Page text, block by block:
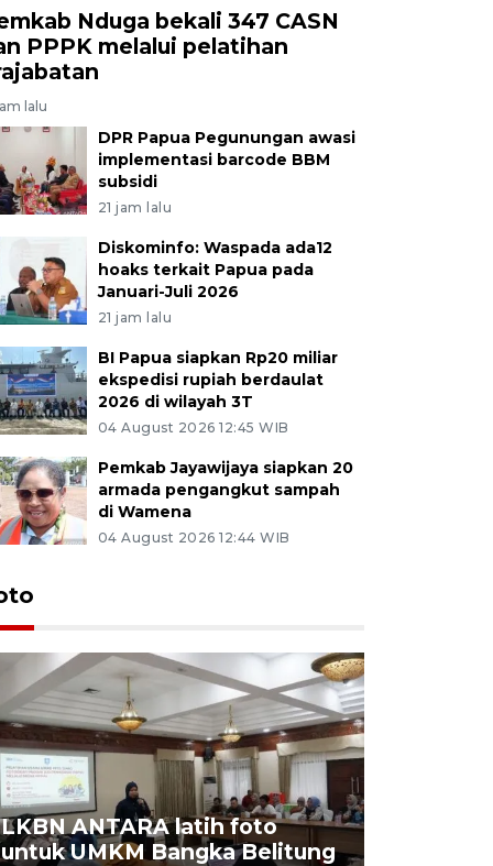
Nduga bekali 347 CASN
PPPK melalui pelatihan
lalu
DPR Papua Pegunungan awasi
implementasi barcode BBM
subsidi
21 jam lalu
Diskominfo: Waspada ada12
hoaks terkait Papua pada
Januari-Juli 2026
21 jam lalu
BI Papua siapkan Rp20 miliar
ekspedisi rupiah berdaulat
2026 di wilayah 3T
04 August 2026 12:45 WIB
Pemkab Jayawijaya siapkan 20
armada pengangkut sampah
di Wamena
04 August 2026 12:44 WIB
LKBN ANTARA latih foto
untuk UMKM Bangka Belitung